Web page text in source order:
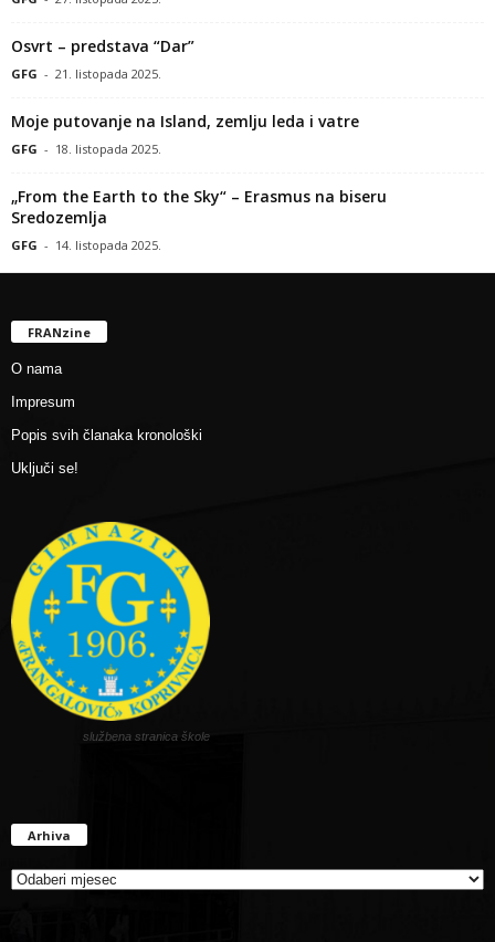
Osvrt – predstava “Dar”
GFG - 21. listopada 2025.
Moje putovanje na Island, zemlju leda i vatre
GFG - 18. listopada 2025.
„From the Earth to the Sky“ – Erasmus na biseru
Sredozemlja
GFG - 14. listopada 2025.
FRANzine
O nama
Impresum
Popis svih članaka kronološki
Uključi se!
službena stranica škole
Arhiva